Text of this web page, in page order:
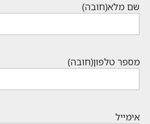
שם מלא(חובה)
מספר טלפון(חובה)
אימייל